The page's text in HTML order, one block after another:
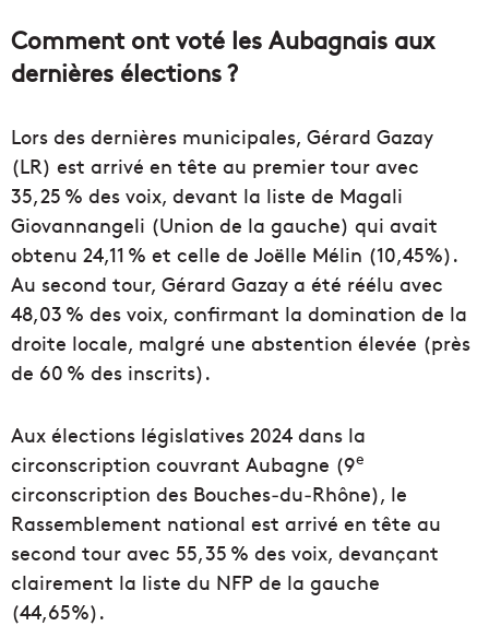
Comment ont voté les Aubagnais aux
dernières élections ?
Lors des dernières municipales, Gérard Gazay
(LR) est arrivé en tête au premier tour avec
35,25 % des voix, devant la liste de Magali
Giovannangeli (Union de la gauche) qui avait
obtenu 24,11 % et celle de Joëlle Mélin (10,45%).
Au second tour, Gérard Gazay a été réélu avec
48,03 % des voix, confirmant la domination de la
droite locale, malgré une abstention élevée (près
de 60 % des inscrits).
Aux élections législatives 2024 dans la
circonscription couvrant Aubagne (9e
circonscription des Bouches‑du‑Rhône), le
Rassemblement national est arrivé en tête au
second tour avec 55,35 % des voix, devançant
clairement la liste du NFP de la gauche
(44,65%).